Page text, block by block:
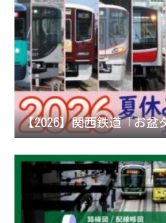
【2026】関西鉄道「お盆